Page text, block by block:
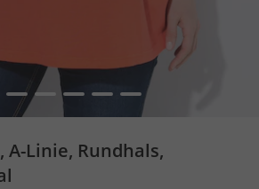
2 3 4 5 6
Linie, Rundhals,